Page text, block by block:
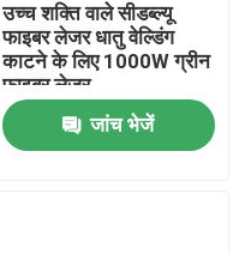
उच्च शक्ति वाले सीडब्ल्यू
फाइबर लेजर धातु वेल्डिंग
काटने के लिए 1000W ग्रीन
फाइबर लेजर
जांच भेजें